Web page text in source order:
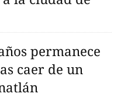
permanece
caer de un